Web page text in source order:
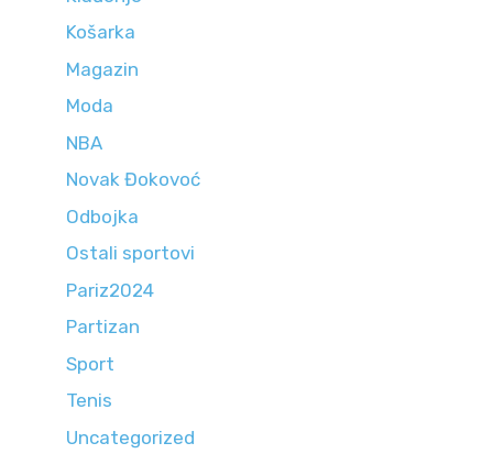
Košarka
Magazin
Moda
NBA
Novak Đokovoć
Odbojka
Ostali sportovi
Pariz2024
Partizan
Sport
Tenis
Uncategorized